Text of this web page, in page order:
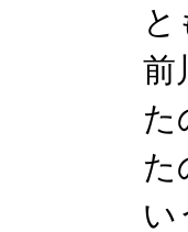
前
た
た
い